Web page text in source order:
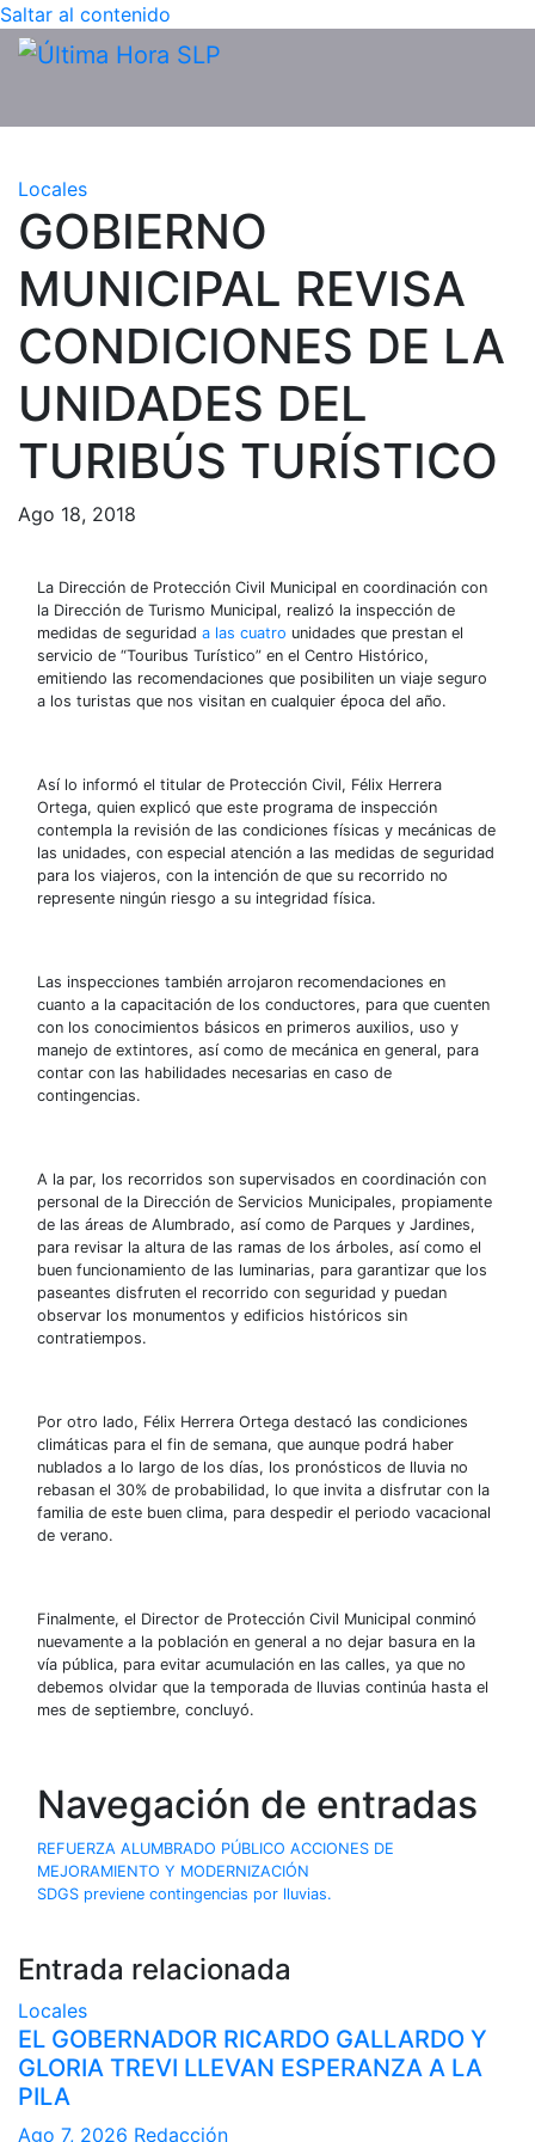
Saltar al contenido
Locales
GOBIERNO
MUNICIPAL REVISA
CONDICIONES DE LA
UNIDADES DEL
TURIBÚS TURÍSTICO
Ago 18, 2018
La Dirección de Protección Civil Municipal en coordinación con
la Dirección de Turismo Municipal, realizó la inspección de
medidas de seguridad a las cuatro unidades que prestan el
servicio de “Touribus Turístico” en el Centro Histórico,
emitiendo las recomendaciones que posibiliten un viaje seguro
a los turistas que nos visitan en cualquier época del año.
Así lo informó el titular de Protección Civil, Félix Herrera
Ortega, quien explicó que este programa de inspección
contempla la revisión de las condiciones físicas y mecánicas de
las unidades, con especial atención a las medidas de seguridad
para los viajeros, con la intención de que su recorrido no
represente ningún riesgo a su integridad física.
Las inspecciones también arrojaron recomendaciones en
cuanto a la capacitación de los conductores, para que cuenten
con los conocimientos básicos en primeros auxilios, uso y
manejo de extintores, así como de mecánica en general, para
contar con las habilidades necesarias en caso de
contingencias.
A la par, los recorridos son supervisados en coordinación con
personal de la Dirección de Servicios Municipales, propiamente
de las áreas de Alumbrado, así como de Parques y Jardines,
para revisar la altura de las ramas de los árboles, así como el
buen funcionamiento de las luminarias, para garantizar que los
paseantes disfruten el recorrido con seguridad y puedan
observar los monumentos y edificios históricos sin
contratiempos.
Por otro lado, Félix Herrera Ortega destacó las condiciones
climáticas para el fin de semana, que aunque podrá haber
nublados a lo largo de los días, los pronósticos de lluvia no
rebasan el 30% de probabilidad, lo que invita a disfrutar con la
familia de este buen clima, para despedir el periodo vacacional
de verano.
Finalmente, el Director de Protección Civil Municipal conminó
nuevamente a la población en general a no dejar basura en la
vía pública, para evitar acumulación en las calles, ya que no
debemos olvidar que la temporada de lluvias continúa hasta el
mes de septiembre, concluyó.
Navegación de entradas
REFUERZA ALUMBRADO PÚBLICO ACCIONES DE
MEJORAMIENTO Y MODERNIZACIÓN
SDGS previene contingencias por lluvias.
Entrada relacionada
Locales
EL GOBERNADOR RICARDO GALLARDO Y
GLORIA TREVI LLEVAN ESPERANZA A LA
PILA
Ago 7, 2026 Redacción